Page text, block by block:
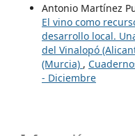
Antonio Martínez
El vino como
desarrollo local.
del Vinalopó
(Murcia) ,
- Diciembre